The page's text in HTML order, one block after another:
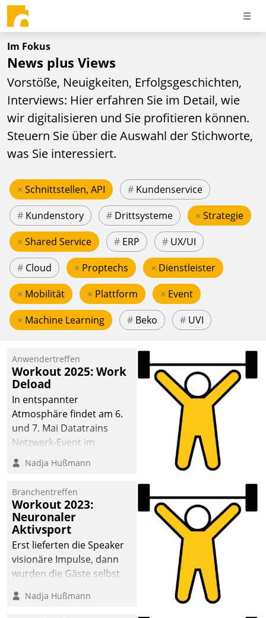
Im Fokus
News plus Views
Vorstöße, Neuigkeiten, Erfolgsgeschichten,
Interviews: Hier erfahren Sie im Detail, wie
wir digitalisieren und Sie profitieren können.
Steuern Sie über die Auswahl der Stichworte,
was Sie interessiert.
× Schnittstellen, API # Kundenservice
# Kundenstory # Drittsysteme × Strategie
× Shared Service # ERP # UX/UI
# Cloud × Proptechs × Dienstleister
× Mobilität × Plattform × Event
× Machine Learning # Beko # UVI
Anwendertreffen
Workout 2025: Work
Deload
In entspannter
Atmosphäre findet am 6.
und 7. Mai Datatrains
Netzwerk-Event im
Kunden- und Partnerkreis
statt. Zentrale Frage: Wie
Mammutprojekte
meistern und Workloads
wuppen – bei zunehmend
anspruchsvollen
Aufgaben und
abnehmendem
Nadja Hußmann
Branchentreffen
Workout 2023:
Neuronaler
Aktivsport
Erst lieferten die Speaker
visionäre Impulse, dann
wurden die Gäste selbst
methodisch
Nadja Hußmann